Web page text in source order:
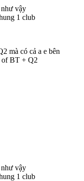
vậy
1 club
mà có cả a e bên
of BT + Q2
vậy
1 club